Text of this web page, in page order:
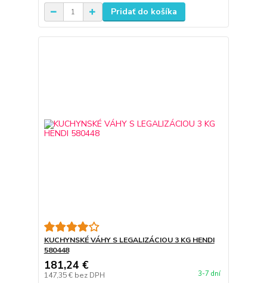
Pridať do košíka
KUCHYNSKÉ VÁHY S LEGALIZÁCIOU 3 KG HENDI
580448
181,24 €
147,35 € bez DPH 3-7 dní